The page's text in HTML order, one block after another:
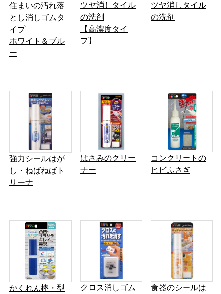
住まいの汚れ落
とし消しゴムタ
イプ
ホワイト＆ブル
ー
ツヤ消しタイル
の洗剤
【高濃度タイ
プ】
ツヤ消しタイル
の洗剤
強力シールはが
し・ねばねばト
リーナ
はさみのクリー
ナー
コンクリートの
ヒビふさぎ
かくれん棒・型
クロス消しゴム
食器のシールは